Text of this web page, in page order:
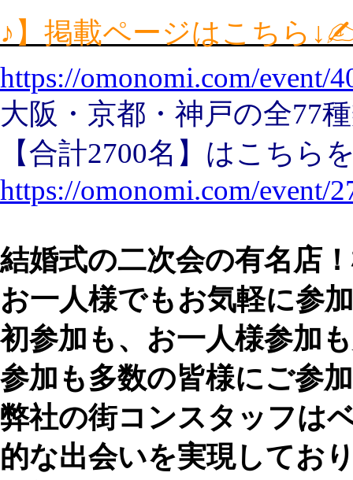
♪】掲載ページはこちら
https://omonomi.com/event/
大阪・京都・神戸の全77
【合計2700名】はこちら
https://omonomi.com/event/
結婚式の二次会の有名店
お一人様でもお気軽に参
初参加も、お一人様参加
参加も多数の皆様にご参
弊社の街コンスタッフは
的な出会いを実現してお